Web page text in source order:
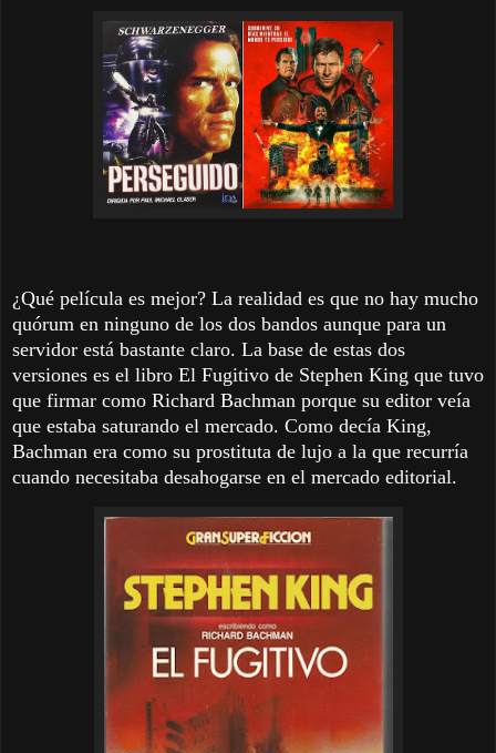
¿Qué película es mejor? La realidad es que no hay mucho
quórum en ninguno de los dos bandos aunque para un
servidor está bastante claro. La base de estas dos
versiones es el libro El Fugitivo de Stephen King que tuvo
que firmar como Richard Bachman porque su editor veía
que estaba saturando el mercado. Como decía King,
Bachman era como su prostituta de lujo a la que recurría
cuando necesitaba desahogarse en el mercado editorial.